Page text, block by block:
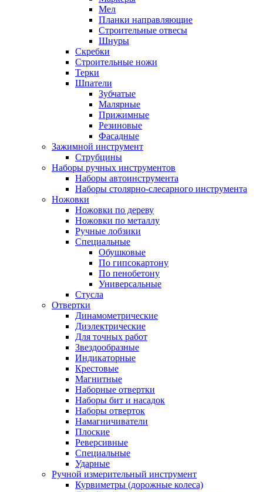
Мел
Планки направляющие
Строительные отвесы
Шнуры
Скребки
Строительные ножи
Терки
Шпатели
Зубчатые
Малярные
Прижимные
Резиновые
Фасадные
Зажимной инструмент
Струбцины
Наборы ручных инструментов
Наборы автоинструмента
Наборы столярно-слесарного инструмента
Ножовки
Ножовки по дереву
Ножовки по металлу
Ручные лобзики
Специальные
Обушковые
По гипсокартону
По пенобетону
Универсальные
Стусла
Отвертки
Динамометрические
Диэлектрические
Для точных работ
Звездообразные
Индикаторные
Крестовые
Магнитные
Наборные отвертки
Наборы бит и насадок
Наборы отверток
Намагничиватели
Плоские
Реверсивные
Специальные
Ударные
Ручной измерительный инструмент
Курвиметры (дорожные колеса)